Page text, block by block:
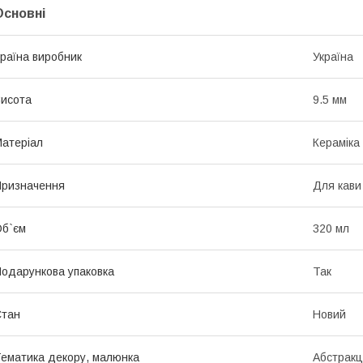
виробник Україна
9.5 мм
Кераміка
Для
320 мл
упаковка Так
Новий
декору, малюнка